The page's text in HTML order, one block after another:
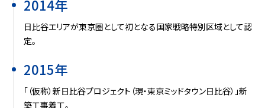
2014年
日比谷エリアが東京圏として初となる国家戦略特別区域として認
定。
2015年
「（仮称）新日比谷プロジェクト（現・東京ミッドタウン日比谷）」新
築工事着工。